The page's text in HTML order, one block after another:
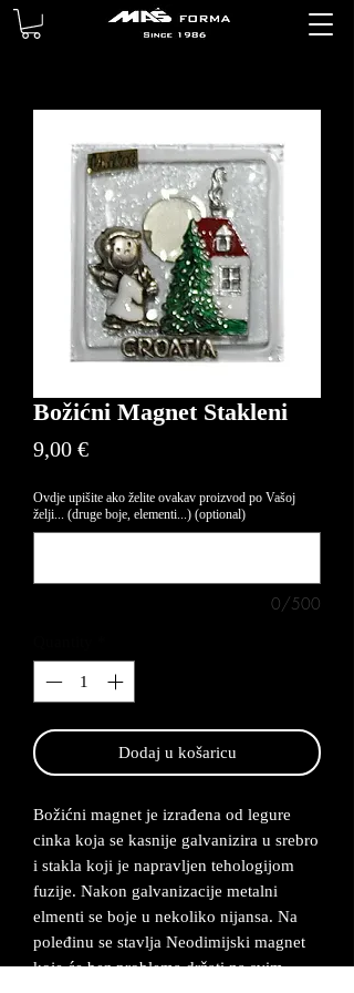
Božićni Magnet Stakleni
9,00 €Price
Ovdje upišite ako želite ovakav proizvod po Vašoj
želji... (druge boje, elementi...) (optional)
0/500
Dodaj u košaricu
Božićni magnet je izrađena od legure
cinka koja se kasnije galvanizira u srebro
i stakla koji je napravljen tehologijom
fuzije. Nakon galvanizacije metalni
elmenti se boje u nekoliko nijansa. Na
poleđinu se stavlja Neodimijski magnet
koje će bez problema držati na svim